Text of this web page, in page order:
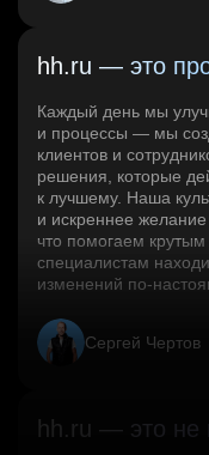
hh.ru — это
Каждый день мы
и процессы — мы
клиентов и
решения, которые
к лучшему. Наша
и искреннее
что помогаем
специалистам
изменений
Сергей Чертов
hh.ru — это не